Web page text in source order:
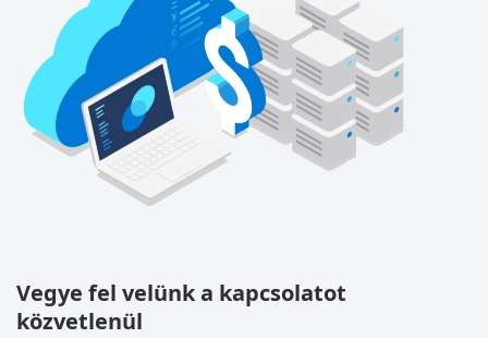
Vegye fel velünk a kapcsolatot
közvetlenül